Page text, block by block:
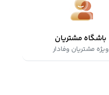
باشگاه مشتریان
ویژه مشتریان وفادار